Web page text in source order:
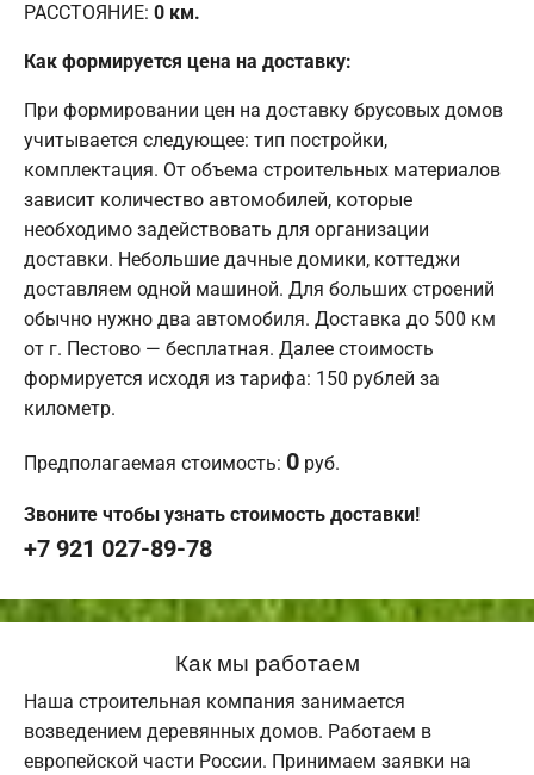
РАССТОЯНИЕ: 0 км.
Как формируется цена на доставку:
При формировании цен на доставку брусовых домов
учитывается следующее: тип постройки,
комплектация. От объема строительных материалов
зависит количество автомобилей, которые
необходимо задействовать для организации
доставки. Небольшие дачные домики, коттеджи
доставляем одной машиной. Для больших строений
обычно нужно два автомобиля. Доставка до 500 км
от г. Пестово — бесплатная. Далее стоимость
формируется исходя из тарифа: 150 рублей за
километр.
Предполагаемая стоимость: 0 руб.
Звоните чтобы узнать стоимость доставки!
+7 921 027-89-78
Как мы работаем
Наша строительная компания занимается
возведением деревянных домов. Работаем в
европейской части России. Принимаем заявки на